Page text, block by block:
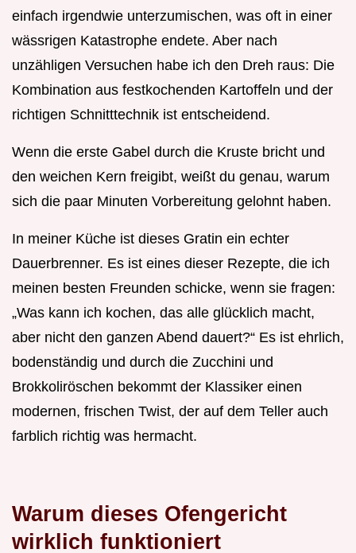
einfach irgendwie unterzumischen, was oft in einer
wässrigen Katastrophe endete. Aber nach
unzähligen Versuchen habe ich den Dreh raus: Die
Kombination aus festkochenden Kartoffeln und der
richtigen Schnitttechnik ist entscheidend.
Wenn die erste Gabel durch die Kruste bricht und
den weichen Kern freigibt, weißt du genau, warum
sich die paar Minuten Vorbereitung gelohnt haben.
In meiner Küche ist dieses Gratin ein echter
Dauerbrenner. Es ist eines dieser Rezepte, die ich
meinen besten Freunden schicke, wenn sie fragen:
„Was kann ich kochen, das alle glücklich macht,
aber nicht den ganzen Abend dauert?“ Es ist ehrlich,
bodenständig und durch die Zucchini und
Brokkoliröschen bekommt der Klassiker einen
modernen, frischen Twist, der auf dem Teller auch
farblich richtig was hermacht.
Warum dieses Ofengericht
wirklich funktioniert